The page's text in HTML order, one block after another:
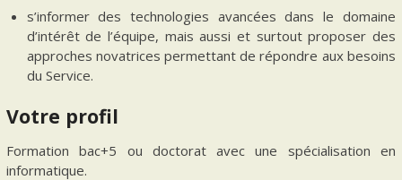
s’informer des technologies avancées dans le domaine
d’intérêt de l’équipe, mais aussi et surtout proposer des
approches novatrices permettant de répondre aux besoins
du Service.
Votre profil
Formation bac+5 ou doctorat avec une spécialisation en
informatique.